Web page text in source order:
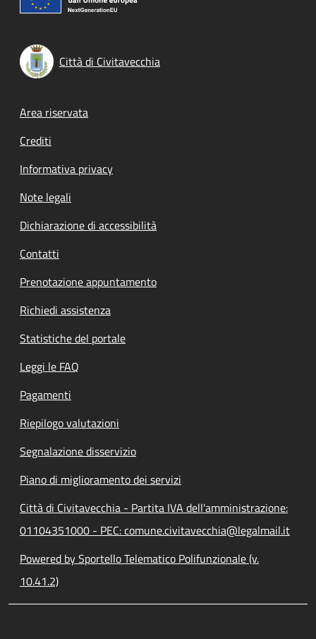
Città di Civitavecchia
Footer menu
Area riservata
Crediti
Informativa privacy
Note legali
Dichiarazione di accessibilità
Contatti
Prenotazione appuntamento
Richiedi assistenza
Statistiche del portale
Leggi le FAQ
Pagamenti
Riepilogo valutazioni
Segnalazione disservizio
Piano di miglioramento dei servizi
Città di Civitavecchia - Partita IVA dell'amministrazione:
01104351000 - PEC: comune.civitavecchia@legalmail.it
Powered by Sportello Telematico Polifunzionale (v.
10.41.2)